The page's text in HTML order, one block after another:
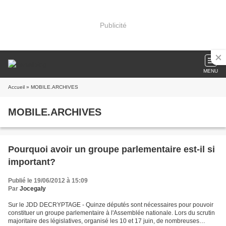
Publicité
MENU
Accueil » MOBILE.ARCHIVES
MOBILE.ARCHIVES
Pourquoi avoir un groupe parlementaire est-il si
important?
Publié le 19/06/2012 à 15:09
Par Jocegaly
Sur le JDD DECRYPTAGE - Quinze députés sont nécessaires pour pouvoir
constituer un groupe parlementaire à l'Assemblée nationale. Lors du scrutin
majoritaire des législatives, organisé les 10 et 17 juin, de nombreuses